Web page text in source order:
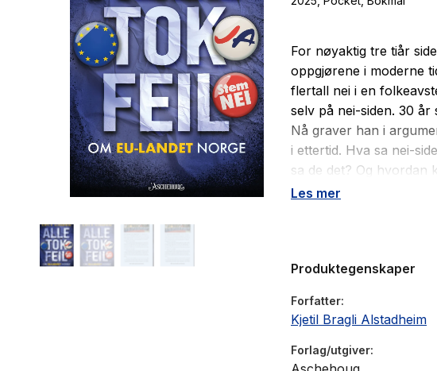
The Housemaid
For nøyaktig tre tiår
oppgjørene i moderne
flertall nei i en
selv på nei-siden. 30 år
Nå graver han i
i ettertid. Hva sa nei-
sa de det? Og hvordan
saken som pisker opp
Underveis søker
møter Kjetil (26) for å
Norge nå trenger en ny
Les mer
Produktegenskaper
Forfatter
Kjetil Bragli Alstadheim
Forlag/utgiver